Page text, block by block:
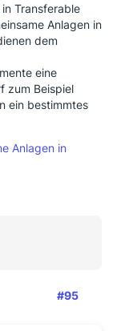
Transferable
Anlagen in
dem
eine
zum Beispiel
ein bestimmtes
Anlagen in
#95